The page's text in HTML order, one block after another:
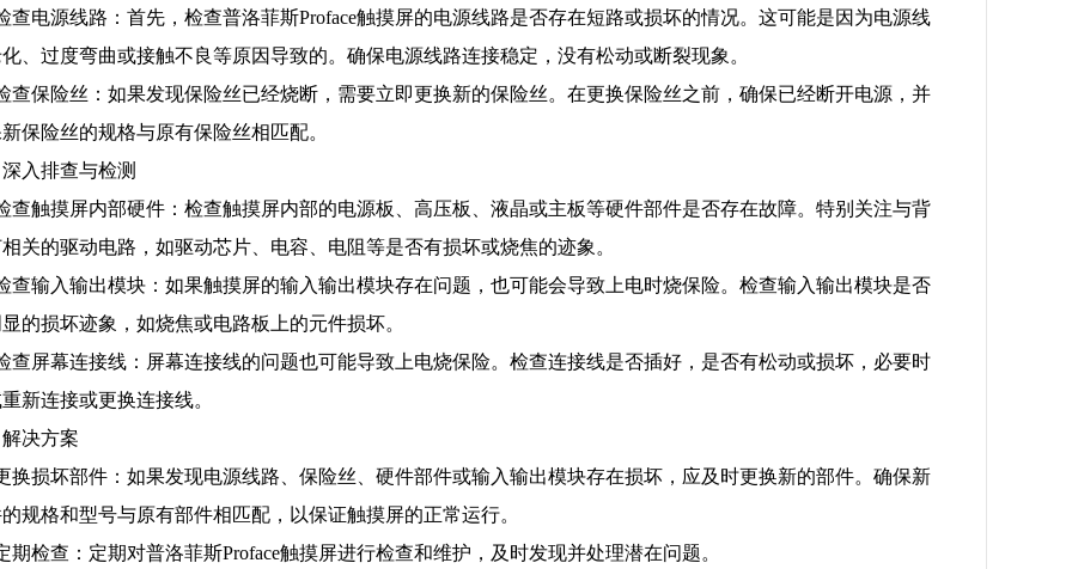
查电源线路：首先，检查普洛菲斯Proface触摸屏的电源线路是否存在短路或损坏的情况。这可能是因为电源线
、过度弯曲或接触不良等原因导致的。确保电源线路连接稳定，没有松动或断裂现象。
查保险丝：如果发现保险丝已经烧断，需要立即更换新的保险丝。在更换保险丝之前，确保已经断开电源，并
保险丝的规格与原有保险丝相匹配。
入排查与检测
查触摸屏内部硬件：检查触摸屏内部的电源板、高压板、液晶或主板等硬件部件是否存在故障。特别关注与背
关的驱动电路，如驱动芯片、电容、电阻等是否有损坏或烧焦的迹象。
查输入输出模块：如果触摸屏的输入输出模块存在问题，也可能会导致上电时烧保险。检查输入输出模块是否
的损坏迹象，如烧焦或电路板上的元件损坏。
查屏幕连接线：屏幕连接线的问题也可能导致上电烧保险。检查连接线是否插好，是否有松动或损坏，必要时
新连接或更换连接线。
决方案
换损坏部件：如果发现电源线路、保险丝、硬件部件或输入输出模块存在损坏，应及时更换新的部件。确保新
规格和型号与原有部件相匹配，以保证触摸屏的正常运行。
期检查：定期对普洛菲斯Proface触摸屏进行检查和维护，及时发现并处理潜在问题。